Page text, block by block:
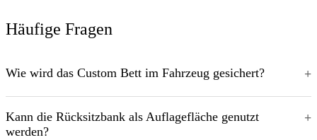
Häufige Fragen
Wie wird das Custom Bett im Fahrzeug gesichert?
Kann die Rücksitzbank als Auflagefläche genutzt
werden?